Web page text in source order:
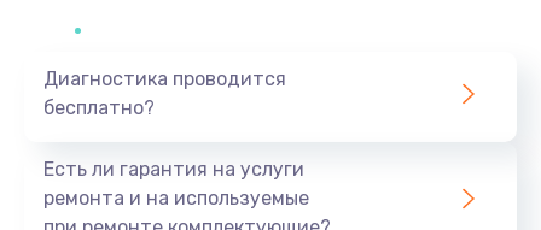
Заказать
Диагностика проводится
бесплатно?
Есть ли гарантия на услуги
ремонта и на используемые